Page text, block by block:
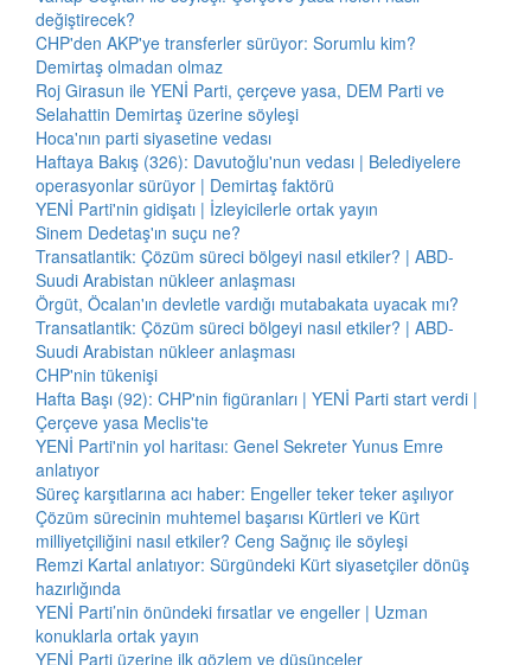
değiştirecek?
CHP'den AKP'ye transferler sürüyor: Sorumlu kim?
Demirtaş olmadan olmaz
Roj Girasun ile YENİ Parti, çerçeve yasa, DEM Parti ve
Selahattin Demirtaş üzerine söyleşi
Hoca'nın parti siyasetine vedası
Haftaya Bakış (326): Davutoğlu'nun vedası | Belediyelere
operasyonlar sürüyor | Demirtaş faktörü
YENİ Parti'nin gidişatı | İzleyicilerle ortak yayın
Sinem Dedetaş'ın suçu ne?
Transatlantik: Çözüm süreci bölgeyi nasıl etkiler? | ABD-
Suudi Arabistan nükleer anlaşması
Örgüt, Öcalan'ın devletle vardığı mutabakata uyacak mı?
Transatlantik: Çözüm süreci bölgeyi nasıl etkiler? | ABD-
Suudi Arabistan nükleer anlaşması
CHP'nin tükenişi
Hafta Başı (92): CHP'nin figüranları | YENİ Parti start verdi |
Çerçeve yasa Meclis'te
YENİ Parti'nin yol haritası: Genel Sekreter Yunus Emre
anlatıyor
Süreç karşıtlarına acı haber: Engeller teker teker aşılıyor
Çözüm sürecinin muhtemel başarısı Kürtleri ve Kürt
milliyetçiliğini nasıl etkiler? Ceng Sağnıç ile söyleşi
Remzi Kartal anlatıyor: Sürgündeki Kürt siyasetçiler dönüş
hazırlığında
YENİ Parti’nin önündeki fırsatlar ve engeller | Uzman
konuklarla ortak yayın
YENİ Parti üzerine ilk gözlem ve düşünceler